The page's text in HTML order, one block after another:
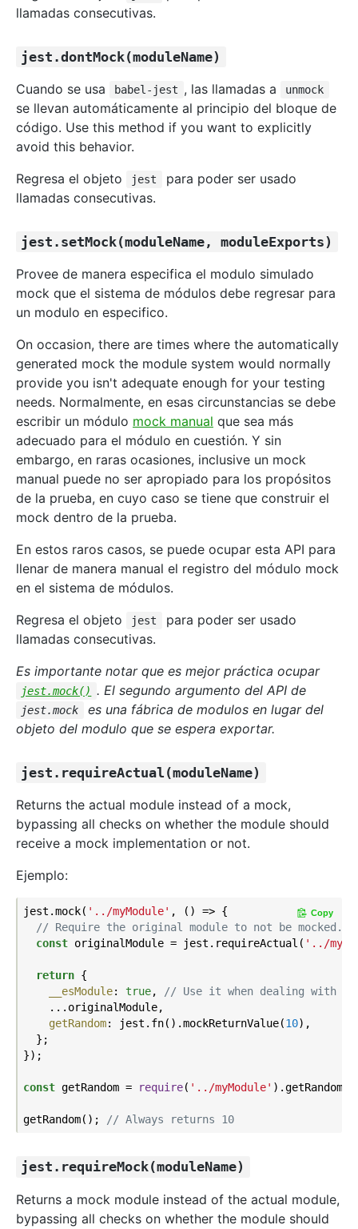
llamadas consecutivas.
jest.dontMock(moduleName)
Cuando se usa
babel-jest , las llamadas a unmock
se llevan automáticamente al principio del bloque de
código. Use this method if you want to explicitly
avoid this behavior.
Regresa el objeto
jest
para poder ser usado
llamadas consecutivas.
jest.setMock(moduleName, moduleExports)
Provee de manera especifica el modulo simulado
mock que el sistema de módulos debe regresar para
un modulo en especifico.
On occasion, there are times where the automatically
generated mock the module system would normally
provide you isn't adequate enough for your testing
needs. Normalmente, en esas circunstancias se debe
escribir un módulo mock manual que sea más
adecuado para el módulo en cuestión. Y sin
embargo, en raras ocasiones, inclusive un mock
manual puede no ser apropiado para los propósitos
de la prueba, en cuyo caso se tiene que construir el
mock dentro de la prueba.
En estos raros casos, se puede ocupar esta API para
llenar de manera manual el registro del módulo mock
en el sistema de módulos.
Regresa el objeto
jest
para poder ser usado
llamadas consecutivas.
Es importante notar que es mejor práctica ocupar
jest.mock() . El segundo argumento del API de
jest.mock
es una fábrica de modulos en lugar del
objeto del modulo que se espera exportar.
jest.requireActual(moduleName)
Returns the actual module instead of a mock,
bypassing all checks on whether the module should
receive a mock implementation or not.
Ejemplo:
jest.mock( '../myModule' , () => {
// Require the original module to not be mocked...
const originalModule = jest.requireActual( '../
return {
__esModule: true,
// Use it when dealing with
    ...originalModule,
getRandom: jest.fn().mockReturnValue(10),
  };
});
const getRandom = require( '../myModule' ).getRandom;
getRandom(); // Always returns 10
Copy
jest.requireMock(moduleName)
Returns a mock module instead of the actual module,
bypassing all checks on whether the module should